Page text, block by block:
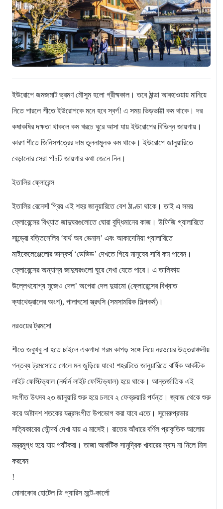
ইউরোপে জমজমাট ভ্রমণ মৌসুম হলো গ্রীষ্মকাল। তবে ঠান্ডা আবহাওয়ায় মানিয়ে
নিতে পারলে শীতে ইউরোপকে মনে হবে স্বর্গ! এ সময় ভিড়ভাট্টা কম থাকে। দর
কষাকষির দক্ষতা থাকলে কম খরচে ঘুরে আসা যায় ইউরোপের বিভিন্ন জায়গায়।
কারণ শীতে জিনিসপত্রের দাম তুলনামূলক কম থাকে। ইউরোপে জানুয়ারিতে
বেড়ানোর সেরা পাঁচটি জায়গার কথা জেনে নিন।
ইতালির ফ্লোরেন্স
ইতালির রেনেসাঁ প্রিয় এই শহর জানুয়ারিতে বেশ ঠাণ্ডা থাকে। তাই এ সময়
ফ্লোরেন্সের বিখ্যাত জাদুঘরগুলোতে ঘোরা বুদ্ধিমানের কাজ। উফিজি গ্যালারিতে
সান্ড্রো বত্তিসেলির ‘বার্থ অব ভেনাস’ এবং আকাদেমিয়া গ্যালারিতে
মাইকেলেঞ্জেলোর ভাস্কর্য ‘ডেভিড’ দেখতে গিয়ে মানুষের সারি কম পাবেন।
ফ্লোরেন্সের অন্যান্য জাদুঘরগুলো ঘুরে দেখা যেতে পারে। এ তালিকায়
উল্লেখযোগ্য মুজেও দেল’ অপেরা দেল দুয়ামো (ফ্লোরেন্সের বিখ্যাত
ক্যাথেড্রালের অংশ), পালাৎসো স্ত্রৎসি (সমসাময়িক শিল্পকর্ম)।
নরওয়ের ট্রমসো
শীতে জবুথবু না হতে চাইলে একগাদা গরম কাপড় সঙ্গে নিয়ে নরওয়ের উত্তরাঞ্চলীয়
গন্তব্য ট্রমসোতে গেলে মন জুড়িয়ে যাবে! শহরটিতে জানুয়ারিতে বার্ষিক আর্কটিক
লাইট ফেস্টিভ্যাল (নর্দার্ন লাইট ফেস্টিভ্যাল) হয়ে থাকে। আন্তর্জাতিক এই
সংগীত উৎসব ২৩ জানুয়ারি শুরু হয়ে চলবে ২ ফেব্রুয়ারি পর্যন্ত। জ্যাজ থেকে শুরু
করে অষ্টাদশ শতকের যন্ত্রসংগীত উপভোগ করা যাবে এতে। সুমেরুপ্রভার
সত্যিকারের সৌন্দর্য দেখা যায় এ মাসেই। রাতের আঁধারে বর্ণিল প্রাকৃতিক আলোয়
মন্ত্রমুগ্ধ হয়ে যায় পর্যটকরা। তাজা আর্কটিক সামুদ্রিক খাবারের স্বাদ না নিলে মিস
করবেন
!
মোনাকোর হোটেল ডি প্যারিস মন্টে-কার্লো